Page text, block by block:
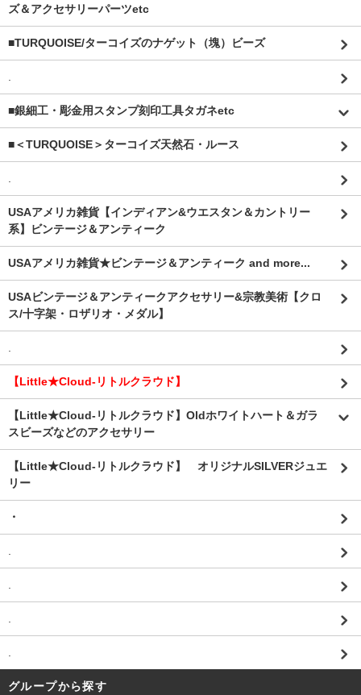
ズ＆アクセサリーパーツetc
■TURQUOISE/ターコイズのナゲット（塊）ビーズ
.
■銀細工・彫金用スタンプ刻印工具タガネetc
■＜TURQUOISE＞ターコイズ天然石・ルース
.
USAアメリカ雑貨【インディアン&ウエスタン＆カントリー
系】ビンテージ＆アンティーク
USAアメリカ雑貨★ビンテージ＆アンティーク and more...
USAビンテージ＆アンティークアクセサリー&宗教美術【クロ
ス/十字架・ロザリオ・メダル】
.
【Little★Cloud-リトルクラウド】
【Little★Cloud-リトルクラウド】Oldホワイトハート＆ガラ
スビーズなどのアクセサリー
【Little★Cloud-リトルクラウド】 オリジナルSILVERジュエ
リー
・
.
.
.
.
グループから探す